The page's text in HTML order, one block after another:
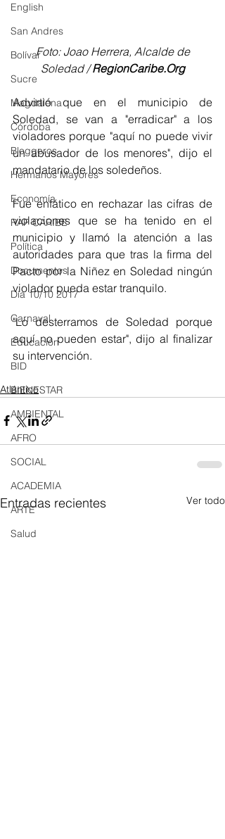
English
San Andres
Bolívar
Sucre
Magdalena
Córdoba
Bloggeros
Hermanos Mayores
Economía
RAP CARIBE
Política
Documentos
Día 10/10 2017
Carnaval
Educación
BID
BIENESTAR
AMBIENTAL
AFRO
SOCIAL
ACADEMIA
ARTE
Salud
Foto: Joao Herrera, Alcalde de
Soledad / RegionCaribe.Org
Advirtió que en el municipio de
Soledad, se van a "erradicar" a los
violadores porque "aquí no puede vivir
un abusador de los menores", dijo el
mandatario de los soledeños.
Fue enfático en rechazar las cifras de
violaciones que se ha tenido en el
municipio y llamó la atención a las
autoridades para que tras la firma del
Pacto por la Niñez en Soledad ningún
violador pueda estar tranquilo.
"Lo desterramos de Soledad porque
aquí no pueden estar", dijo al finalizar
su intervención.
Atlántico
Entradas recientes Ver todo